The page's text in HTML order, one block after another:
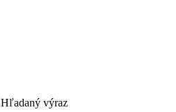
Hľadaný výraz